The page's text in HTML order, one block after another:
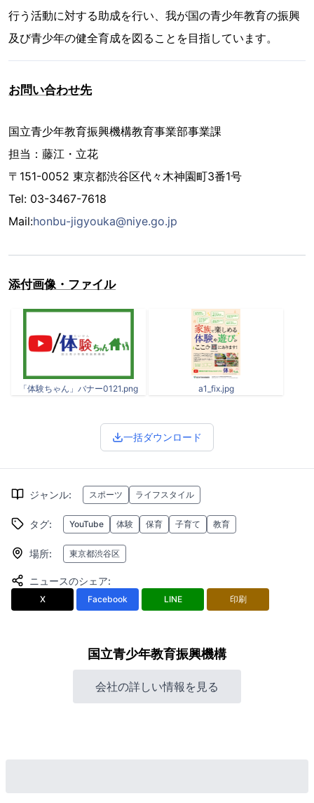
行う活動に対する助成を行い、我が国の青少年教育の振興
及び青少年の健全育成を図ることを目指しています。
お問い合わせ先
国立青少年教育振興機構教育事業部事業課
担当：藤江・立花
〒151-0052 東京都渋谷区代々木神園町3番1号
Tel: 03-3467-7618
Mail:honbu-jigyouka@niye.go.jp
添付画像・ファイル
「体験ちゃん」バナー0121.png a1_fix.jpg
一括ダウンロード
ジャンル: スポーツ ライフスタイル
タグ: YouTube 体験 保育 子育て 教育
場所: 東京都渋谷区
ニュースのシェア:
X Facebook LINE 印刷
国立青少年教育振興機構
会社の詳しい情報を見る